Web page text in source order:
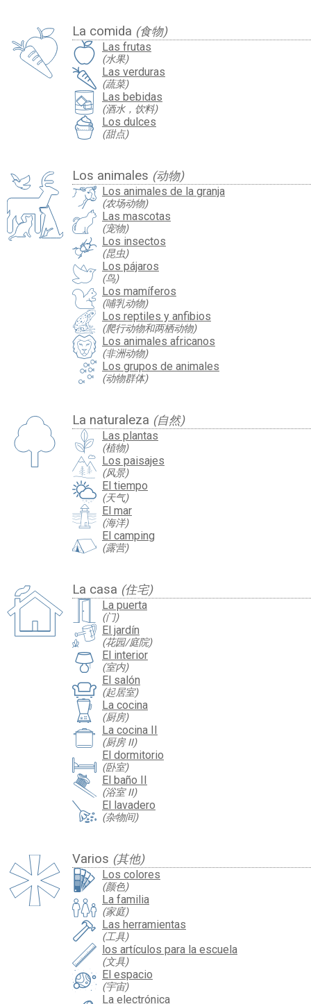
La comida (食物)
Las frutas
(水果)
Las verduras
(蔬菜)
Las bebidas
(酒水，饮料)
Los dulces
(甜点)
Los animales (动物)
Los animales de la granja
(农场动物)
Las mascotas
(宠物)
Los insectos
(昆虫)
Los pájaros
(鸟)
Los mamíferos
(哺乳动物)
Los reptiles y anfibios
(爬行动物和两栖动物)
Los animales africanos
(非洲动物)
Los grupos de animales
(动物群体)
La naturaleza (自然)
Las plantas
(植物)
Los paisajes
(风景)
El tiempo
(天气)
El mar
(海洋)
El camping
(露营)
La casa (住宅)
La puerta
(门)
El jardín
(花园/庭院)
El interior
(室内)
El salón
(起居室)
La cocina
(厨房)
La cocina II
(厨房 II)
El dormitorio
(卧室)
El baño II
(浴室 II)
El lavadero
(杂物间)
Varios (其他)
Los colores
(颜色)
La familia
(家庭)
Las herramientas
(工具)
los artículos para la escuela
(文具)
El espacio
(宇宙)
La electrónica